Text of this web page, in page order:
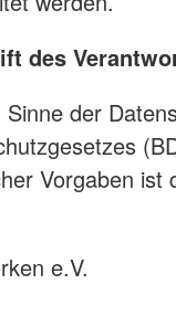
des
der
Vorgaben ist
e.V.